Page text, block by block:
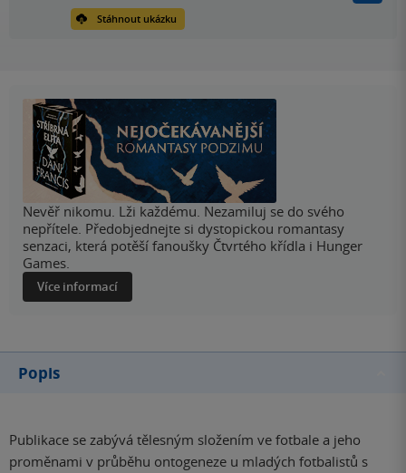
Stáhnout ukázku
Nevěř nikomu. Lži každému. Nezamiluj se do svého
nepřítele. Předobjednejte si dystopickou romantasy
senzaci, která potěší fanoušky Čtvrtého křídla i Hunger
Games.
Více informací
Popis
Publikace se zabývá tělesným složením ve fotbale a jeho
proměnami v průběhu ontogeneze u mladých fotbalistů s